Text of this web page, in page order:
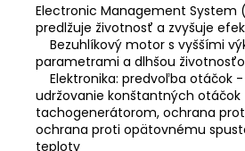
Electronic Management System
predlžuje životnosť a zvyšuje
Bezuhlíkový motor s vyššími
parametrami a dlhšou
Elektronika: predvoľba otáčok
udržovanie konštantných otáčok
tachogenerátorom, ochrana
ochrana proti opätovnému
teploty